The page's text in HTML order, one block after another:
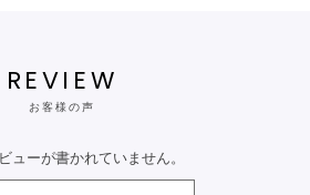
REVIEW
お客様の声
ューが書かれていません。